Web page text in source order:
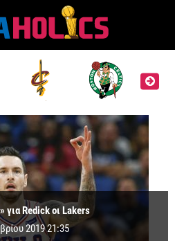
για Redick οι Lakers
2019 21:35